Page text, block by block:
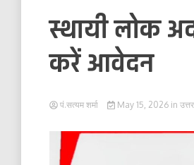
स्थायी लोक
करें आवेदन
पं.सत्यम शर्मा May 15, 2026 in